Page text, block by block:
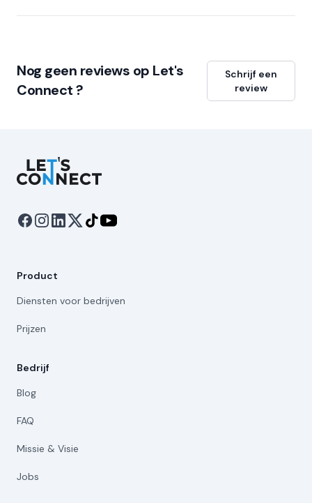
Nog geen reviews op Let's
Connect ?
Schrijf een
review
Let's Connect
Product
Diensten voor bedrijven
Prijzen
Bedrijf
Blog
FAQ
Missie & Visie
Jobs